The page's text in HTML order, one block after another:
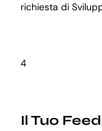
richiesta di
4
Il Tuo